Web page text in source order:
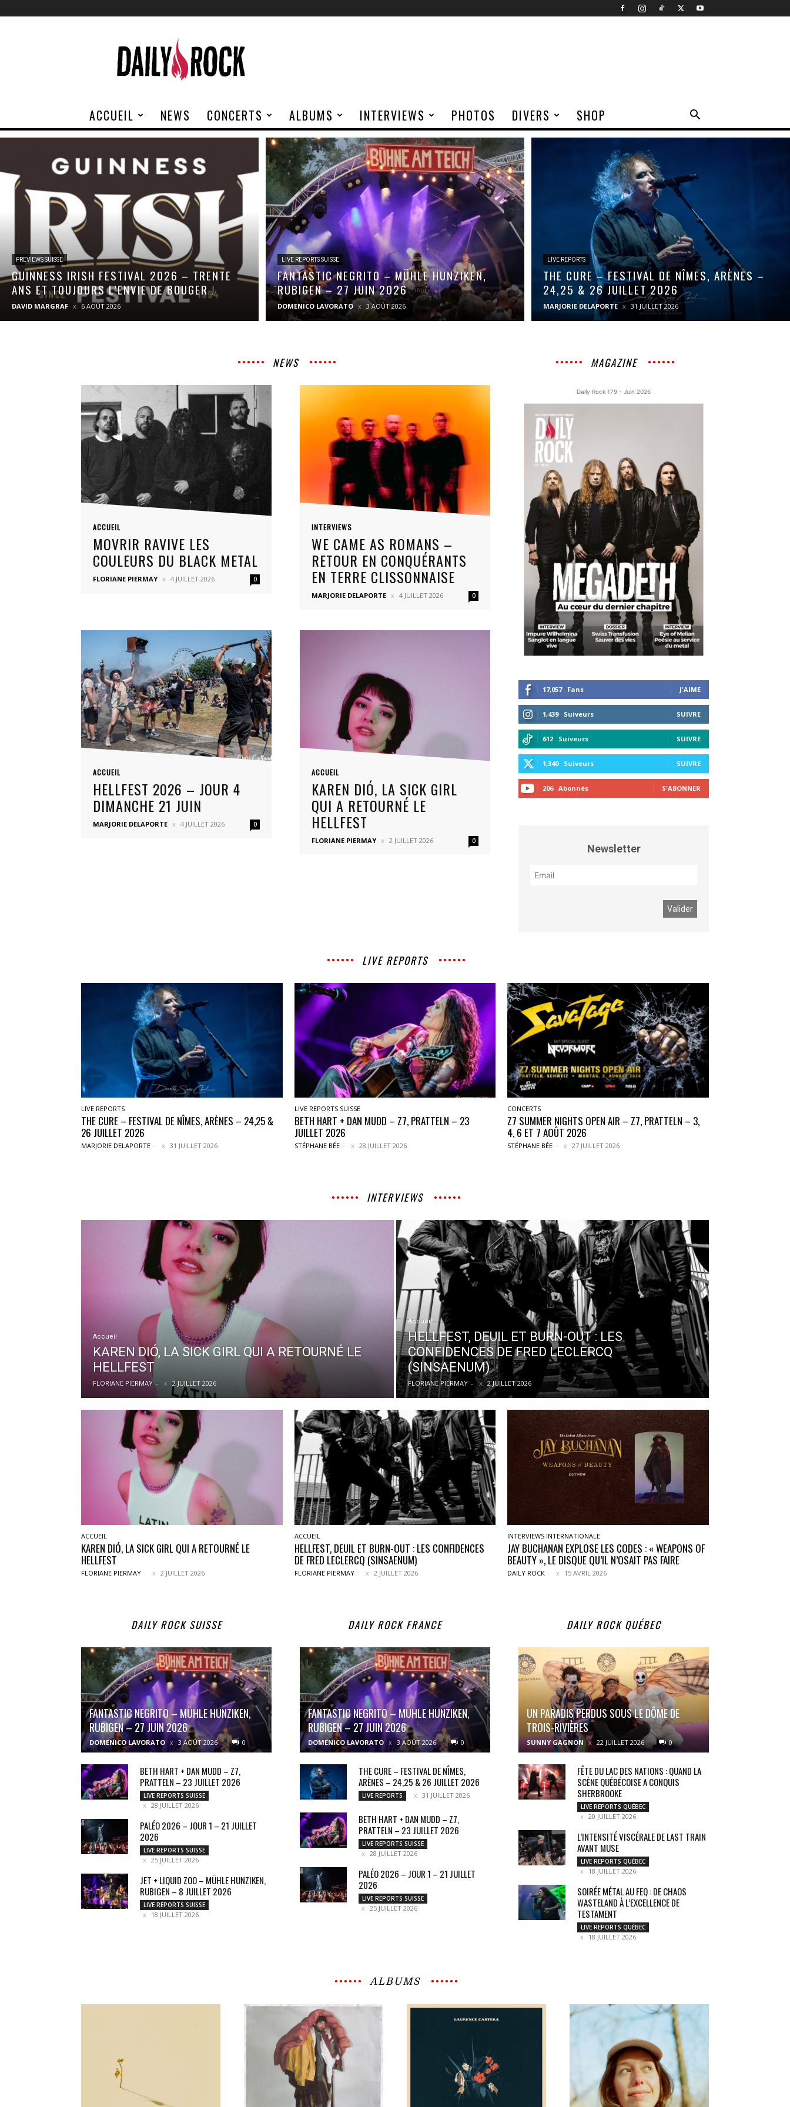
Rock
ACCUEIL NEWS CONCERTS ALBUMS INTERVIEWS PHOTOS DIVERS SHOP
PREVIEWS SUISSE
GUINNESS IRISH FESTIVAL 2026 – TRENTE
ANS ET TOUJOURS L’ENVIE DE BOUGER !
DAVID MARGRAF 6 AOÛT 2026
LIVE REPORTS SUISSE
FANTASTIC NEGRITO – MÜHLE HUNZIKEN,
RUBIGEN – 27 JUIN 2026
DOMENICO LAVORATO 3 AOÛT 2026
LIVE REPORTS
THE CURE – FESTIVAL DE NÎMES, ARÈNES –
24,25 & 26 JUILLET 2026
MARJORIE DELAPORTE 31 JUILLET 2026
NEWS
ACCUEIL
MOVRIR RAVIVE LES
COULEURS DU BLACK METAL
FLORIANE PIERMAY 4 JUILLET 2026 0
INTERVIEWS
WE CAME AS ROMANS –
RETOUR EN CONQUÉRANTS
EN TERRE CLISSONNAISE
MARJORIE DELAPORTE 4 JUILLET 2026 0
ACCUEIL
HELLFEST 2026 – JOUR 4
DIMANCHE 21 JUIN
MARJORIE DELAPORTE 4 JUILLET 2026 0
ACCUEIL
KAREN DIÓ, LA SICK GIRL
QUI A RETOURNÉ LE
HELLFEST
FLORIANE PIERMAY 2 JUILLET 2026 0
MAGAZINE
Daily Rock 179 - Juin 2026
17,057 Fans J'AIME
1,439 Suiveurs SUIVRE
612 Suiveurs SUIVRE
1,340 Suiveurs SUIVRE
206 Abonnés S'ABONNER
Newsletter
LIVE REPORTS
LIVE REPORTS
THE CURE – FESTIVAL DE NÎMES, ARÈNES – 24,25 &
26 JUILLET 2026
MARJORIE DELAPORTE - 31 JUILLET 2026
LIVE REPORTS SUISSE
BETH HART + DAN MUDD – Z7, PRATTELN – 23
JUILLET 2026
STÉPHANE BÉE - 28 JUILLET 2026
CONCERTS
Z7 SUMMER NIGHTS OPEN AIR – Z7, PRATTELN – 3,
4, 6 ET 7 AOÛT 2026
STÉPHANE BÉE - 27 JUILLET 2026
INTERVIEWS
Accueil
KAREN DIÓ, LA SICK GIRL QUI A RETOURNÉ LE
HELLFEST
FLORIANE PIERMAY - 2 JUILLET 2026
Accueil
HELLFEST, DEUIL ET BURN-OUT : LES
CONFIDENCES DE FRED LECLERCQ
(SINSAENUM)
FLORIANE PIERMAY - 2 JUILLET 2026
ACCUEIL
KAREN DIÓ, LA SICK GIRL QUI A RETOURNÉ LE
HELLFEST
FLORIANE PIERMAY - 2 JUILLET 2026
ACCUEIL
HELLFEST, DEUIL ET BURN-OUT : LES CONFIDENCES
DE FRED LECLERCQ (SINSAENUM)
FLORIANE PIERMAY - 2 JUILLET 2026
INTERVIEWS INTERNATIONALE
JAY BUCHANAN EXPLOSE LES CODES : « WEAPONS OF
BEAUTY », LE DISQUE QU’IL N’OSAIT PAS FAIRE
DAILY ROCK - 15 AVRIL 2026
DAILY ROCK SUISSE
FANTASTIC NEGRITO – MÜHLE HUNZIKEN,
RUBIGEN – 27 JUIN 2026
DOMENICO LAVORATO 3 AOÛT 2026 0
BETH HART + DAN MUDD – Z7,
PRATTELN – 23 JUILLET 2026
LIVE REPORTS SUISSE
28 JUILLET 2026
PALÉO 2026 – JOUR 1 – 21 JUILLET
2026
LIVE REPORTS SUISSE
25 JUILLET 2026
JET + LIQUID ZOO – MÜHLE HUNZIKEN,
RUBIGEN – 8 JUILLET 2026
LIVE REPORTS SUISSE
18 JUILLET 2026
DAILY ROCK FRANCE
FANTASTIC NEGRITO – MÜHLE HUNZIKEN,
RUBIGEN – 27 JUIN 2026
DOMENICO LAVORATO 3 AOÛT 2026 0
THE CURE – FESTIVAL DE NÎMES,
ARÈNES – 24,25 & 26 JUILLET 2026
LIVE REPORTS 31 JUILLET 2026
BETH HART + DAN MUDD – Z7,
PRATTELN – 23 JUILLET 2026
LIVE REPORTS SUISSE
28 JUILLET 2026
PALÉO 2026 – JOUR 1 – 21 JUILLET
2026
LIVE REPORTS SUISSE
25 JUILLET 2026
DAILY ROCK QUÉBEC
UN PARADIS PERDUS SOUS LE DÔME DE
TROIS-RIVIÈRES
SUNNY GAGNON 22 JUILLET 2026 0
FÊTE DU LAC DES NATIONS : QUAND LA
SCÈNE QUÉBÉCOISE A CONQUIS
SHERBROOKE
LIVE REPORTS QUÉBEC
20 JUILLET 2026
L’INTENSITÉ VISCÉRALE DE LAST TRAIN
AVANT MUSE
LIVE REPORTS QUÉBEC
18 JUILLET 2026
SOIRÉE MÉTAL AU FEQ : DE CHAOS
WASTELAND À L’EXCELLENCE DE
TESTAMENT
LIVE REPORTS QUÉBEC
18 JUILLET 2026
ALBUMS